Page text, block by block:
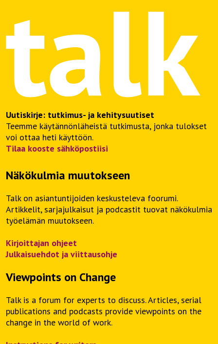
Uutiskirje: tutkimus- ja kehitysuutiset
Teemme käytännönläheistä tutkimusta, jonka tulokset
voi ottaa heti käyttöön.
Tilaa kooste sähköpostiisi
Näkökulmia muutokseen
Talk on asiantuntijoiden keskusteleva foorumi.
Artikkelit, sarjajulkaisut ja podcastit tuovat näkökulmia
työelämän muutokseen.
Kirjoittajan ohjeet
Julkaisuehdot ja viittausohje
Viewpoints on Change
Talk is a forum for experts to discuss. Articles, serial
publications and podcasts provide viewpoints on the
change in the world of work.